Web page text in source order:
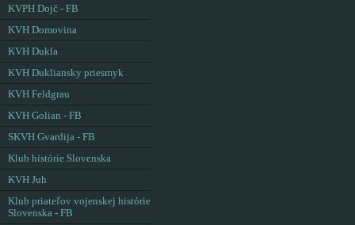
KVPH Dojč - FB
KVH Domovina
KVH Dukla
KVH Dukliansky priesmyk
KVH Feldgrau
KVH Golian - FB
SKVH Gvardija - FB
Klub histórie Slovenska
KVH Juh
Klub priateľov vojenskej histórie
Slovenska - FB